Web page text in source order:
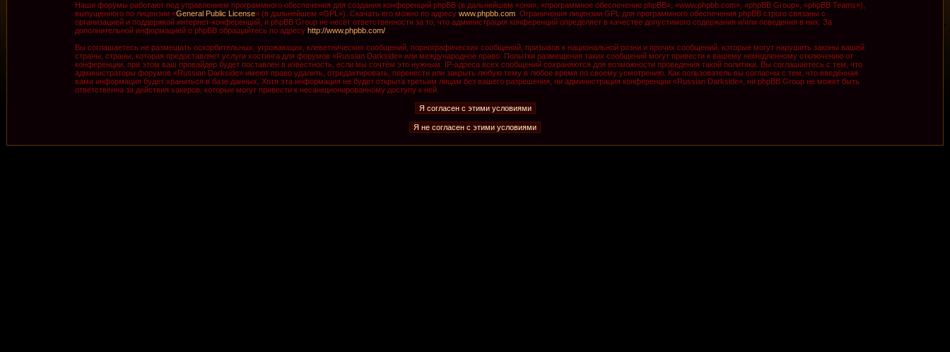
Наши форумы работают под управлением программного обеспечения для создания конференций phpBB (в дальнейшем «они», «программное обеспечение phpBB», «www.phpbb.com», «phpBB Group», «phpBB Teams»),
выпущенного по лицензии «General Public License» (в дальнейшем «GPL»). Скачать его можно по адресу www.phpbb.com. Ограничения лицензии GPL для программного обеспечения phpBB строго связаны с
организацией и поддержкой интернет-конференций, и phpBB Group не несёт ответственности за то, что администрация конференций определяет в качестве допустимого содержания и/или поведения в них. За
дополнительной информацией о phpBB обращайтесь по адресу http://www.phpbb.com/.
Вы соглашаетесь не размещать оскорбительных, угрожающих, клеветнических сообщений, порнографических сообщений, призывов к национальной розни и прочих сообщений, которые могут нарушить законы вашей
страны, страны, которая предоставляет услуги хостинга для форумов «Russian Darkside» или международное право. Попытки размещения таких сообщений могут привести к вашему немедленному отключению от
конференции, при этом ваш провайдер будет поставлен в известность, если мы сочтём это нужным. IP-адреса всех сообщений сохраняются для возможности проведения такой политики. Вы соглашаетесь с тем, что
администраторы форумов «Russian Darkside» имеют право удалить, отредактировать, перенести или закрыть любую тему в любое время по своему усмотрению. Как пользователь вы согласны с тем, что введённая
вами информация будет храниться в базе данных. Хотя эта информация не будет открыта третьим лицам без вашего разрешения, ни администрация конференции «Russian Darkside», ни phpBB Group не может быть
ответственна за действия хакеров, которые могут привести к несанкционированному доступу к ней.